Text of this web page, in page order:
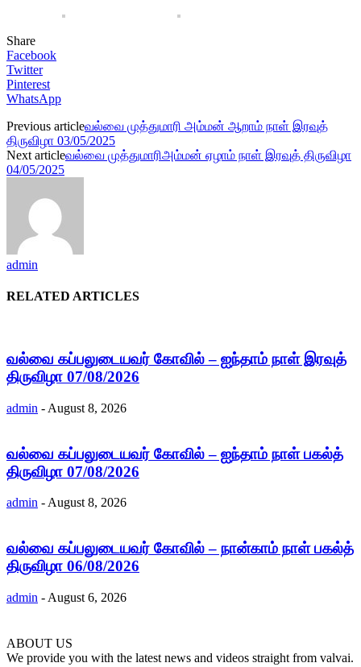
Share
Facebook
Twitter
Pinterest
WhatsApp
Previous articleவல்வை முத்துமாரி அம்மன் ஆறாம் நாள் இரவுத்
திருவிழா 03/05/2025
Next articleவல்வை முத்துமாரிஅம்மன் ஏழாம் நாள் இரவுத் திருவிழா
04/05/2025
admin
RELATED ARTICLES
வல்வை கப்பலுடையவர் கோவில் – ஐந்தாம் நாள் இரவுத்
திருவிழா 07/08/2026
admin - August 8, 2026
வல்வை கப்பலுடையவர் கோவில் – ஐந்தாம் நாள் பகல்த்
திருவிழா 07/08/2026
admin - August 8, 2026
வல்வை கப்பலுடையவர் கோவில் – நான்காம் நாள் பகல்த்
திருவிழா 06/08/2026
admin - August 6, 2026
ABOUT US
We provide you with the latest news and videos straight from valvai.